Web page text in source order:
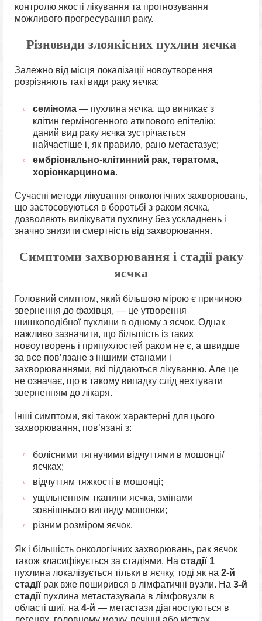
контролю якості лікування та прогнозування
можливого прогресування раку.
Різновиди злоякісних пухлин яєчка
Залежно від місця локалізації новоутворення
розрізняють такі види раку яєчка:
семінома— пухлина яєчка, що виникає з
клітин герміногенного атипового епітелію;
даний вид раку яєчка зустрічається
найчастіше і, як правило, рано метастазує;
ембріонально-клітинний рак, тератома,
хоріонкарцинома.
Сучасні методи лікування онкологічних захворювань,
що застосовуються в боротьбі з раком яєчка,
дозволяють вилікувати пухлину без ускладнень і
значно знизити смертність від захворювання.
Симптоми захворювання і стадії раку
яєчка
Головний симптом, який більшою мірою є причиною
звернення до фахівця, — це утворення
шишкоподібної пухлини в одному з яєчок. Однак
важливо зазначити, що більшість із таких
новоутворень і припухлостей раком не є, а швидше
за все пов’язане з іншими станами і
захворюваннями, які піддаються лікуванню. Але це
не означає, що в такому випадку слід нехтувати
зверненням до лікаря.
Інші симптоми, які також характерні для цього
захворювання, пов’язані з:
болісними тягнучими відчуттями в мошонці/
яєчках;
відчуттям тяжкості в мошонці;
ущільненням тканини яєчка, змінами
зовнішнього вигляду мошонки;
різним розміром яєчок.
Як і більшість онкологічних захворювань, рак яєчок
також класифікується за стадіями. На стадії 1
пухлина локалізується тільки в яєчку, тоді як на 2-й
стадії рак вже поширився в лімфатичні вузли. На 3-й
стадії пухлина метастазувала в лімфовузли в
області шиї, на 4-й — метастази діагностуються в